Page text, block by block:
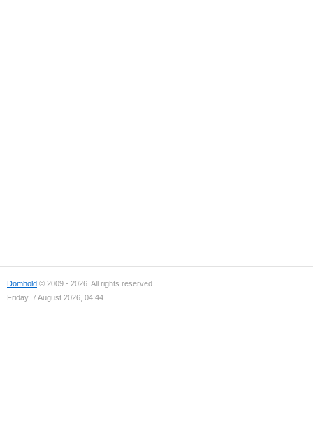
Domhold © 2009 - 2026. All rights reserved.
Friday, 7 August 2026, 04:44